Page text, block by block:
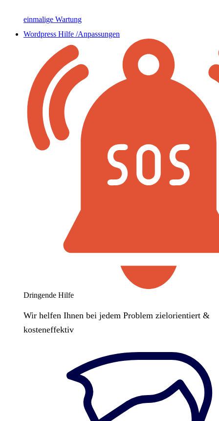
einmalige Wartung
Wordpress Hilfe /Anpassungen
Dringende Hilfe
Wir helfen Ihnen bei jedem Problem zielorientiert &
kosteneffektiv